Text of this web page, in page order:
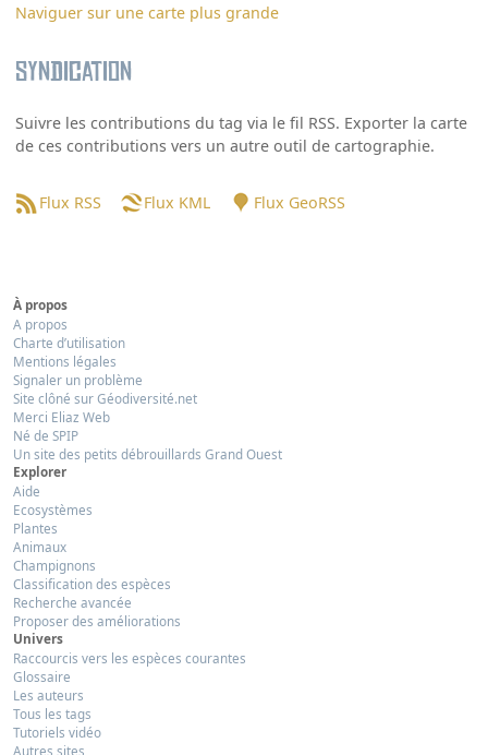
Naviguer sur une carte plus grande
Syndication
Suivre les contributions du tag via le fil RSS. Exporter la carte
de ces contributions vers un autre outil de cartographie.
Flux RSS Flux KML Flux GeoRSS
À propos
A propos
Charte d’utilisation
Mentions légales
Signaler un problème
Site clôné sur Géodiversité.net
Merci Eliaz Web
Né de SPIP
Un site des petits débrouillards Grand Ouest
Explorer
Aide
Ecosystèmes
Plantes
Animaux
Champignons
Classification des espèces
Recherche avancée
Proposer des améliorations
Univers
Raccourcis vers les espèces courantes
Glossaire
Les auteurs
Tous les tags
Tutoriels vidéo
Autres sites